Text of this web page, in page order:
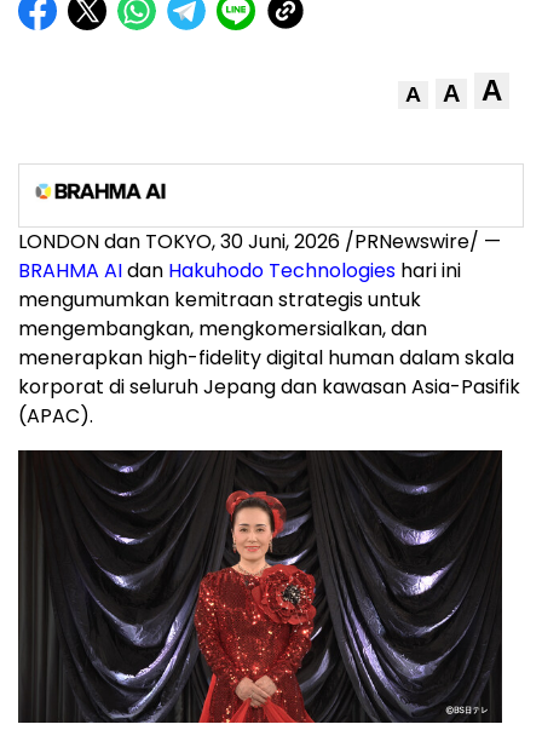
A A A
LONDON dan TOKYO,30 Juni, 2026 /PRNewswire/ —
BRAHMA AIdan Hakuhodo Technologies hari ini
mengumumkan kemitraan strategis untuk
mengembangkan, mengkomersialkan, dan
menerapkan high-fidelity digital human dalam skala
korporat di seluruh Jepang dan kawasan Asia-Pasifik
(APAC).